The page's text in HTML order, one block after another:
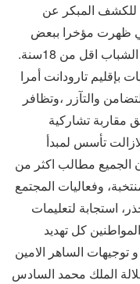
للكشف المبكر عن
ظهرت مؤخرا ببعض
اقل من 18سنة.
بإقليم تارودانت أمرا
والتآزر ،وتظافر
مقاربة تشاركية
تأسس لمبدأ
الجميع مطالب اكثر من
وفعاليات المجتمع
استجابة لتعليمات
كل تهديد
الساهر الامين
الملك محمد السادس